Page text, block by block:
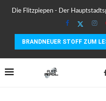
Die Flitzpiepen - Der
BRANDNEUER STOFF ZUM
MEIN ERSTER MARATHON: